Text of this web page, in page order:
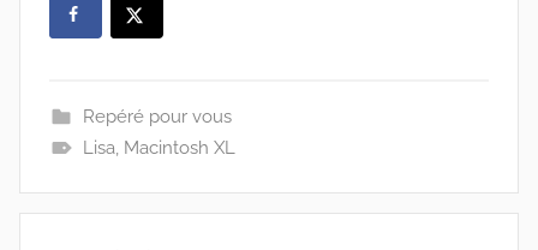
Repéré pour vous
Lisa, Macintosh XL